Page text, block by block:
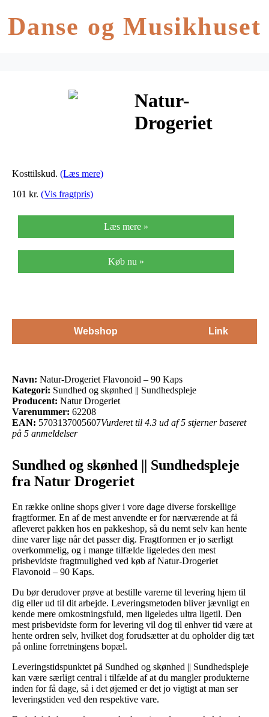
Danse og Musikhuset
Natur-
Drogeriet
Kosttilskud. (Læs mere)
101 kr. (Vis fragtpris)
Læs mere »
Køb nu »
Webshop Link
Navn: Natur-Drogeriet Flavonoid – 90 Kaps
Kategori: Sundhed og skønhed || Sundhedspleje
Producent: Natur Drogeriet
Varenummer: 62208
EAN: 5703137005607Vurderet til 4.3 ud af 5 stjerner baseret
på 5 anmeldelser
Sundhed og skønhed || Sundhedspleje
fra Natur Drogeriet
En række online shops giver i vore dage diverse forskellige
fragtformer. En af de mest anvendte er for nærværende at få
afleveret pakken hos en pakkeshop, så du nemt selv kan hente
dine varer lige når det passer dig. Fragtformen er jo særligt
overkommelig, og i mange tilfælde ligeledes den mest
prisbevidste fragtmulighed ved køb af Natur-Drogeriet
Flavonoid – 90 Kaps.
Du bør derudover prøve at bestille varerne til levering hjem til
dig eller ud til dit arbejde. Leveringsmetoden bliver jævnligt en
kende mere omkostningsfuld, men ligeledes ultra ligetil. Den
mest prisbevidste form for levering vil dog til enhver tid være at
hente ordren selv, hvilket dog forudsætter at du opholder dig tæt
på online forretningens bopæl.
Leveringstidspunktet på Sundhed og skønhed || Sundhedspleje
kan være særligt central i tilfælde af at du mangler produkterne
inden for få dage, så i det øjemed er det jo vigtigt at man ser
leveringstiden ved den respektive vare.